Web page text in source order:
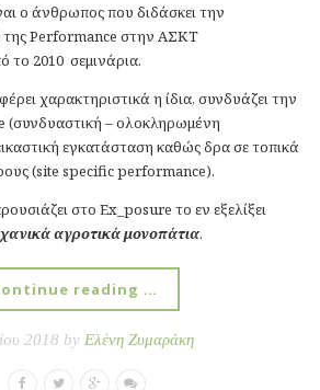
ο άνθρωπος που διδάσκει την
της Performance στην ΑΣΚΤ
το 2010 σεμινάρια.
χαρακτηριστικά η ίδια, συνδυάζει την
– ολοκληρωμένη
εγκατάσταση καθώς δρα σε τοπικά
(site specific performance).
στο Ex_posure το εν εξελίξει
αγροτικά μονοπάτια.
reading …
2018 by Ελένη Ζυμαράκη